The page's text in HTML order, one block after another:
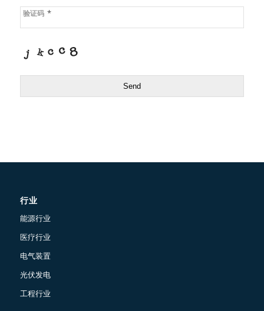
验证码 *
Send
行业
能源行业
医疗行业
电气装置
光伏发电
工程行业